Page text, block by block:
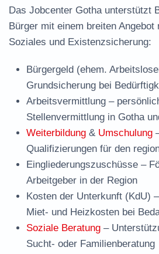
Das Jobcenter Gotha unterstützt
Bürger mit einem breiten Angebot
Soziales und Existenzsicherung:
Bürgergeld (ehem.
Grundsicherung bei
Arbeitsvermittlung –
Stellenvermittlung in Gotha
Weiterbildung & Umschulung
Qualifizierungen für den
Eingliederungszuschüsse –
Arbeitgeber in der Region
Kosten der Unterkunft (KdU)
Miet- und Heizkosten bei
Soziale Beratung –
Sucht- oder Familienberatung